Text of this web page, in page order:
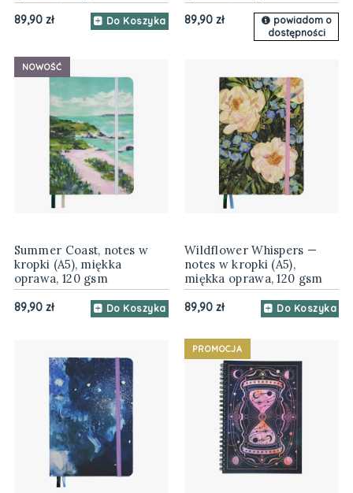
89,90 zł Do Koszyka 89,90 zł
powiadom o
dostępności
Summer Coast, notes w
kropki (A5), miękka
oprawa, 120 gsm
89,90 zł Do Koszyka
NOWOŚĆ
Wildflower Whispers —
notes w kropki (A5),
miękka oprawa, 120 gsm
89,90 zł Do Koszyka
PROMOCJA